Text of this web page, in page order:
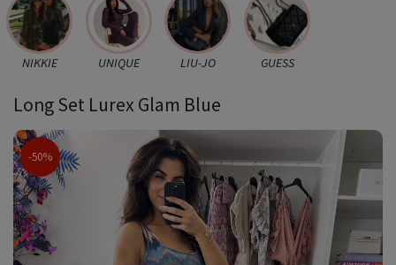
NIKKIE UNIQUE LIU-JO GUESS
Long Set Lurex Glam Blue
-50%